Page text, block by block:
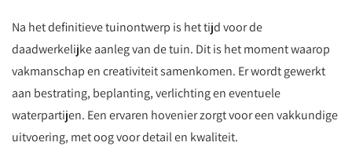
Na het definitieve tuinontwerp is het tijd voor de
daadwerkelijke aanleg van de tuin. Dit is het moment waarop
vakmanschap en creativiteit samenkomen. Er wordt gewerkt
aan bestrating, beplanting, verlichting en eventuele
waterpartijen. Een ervaren hovenier zorgt voor een vakkundige
uitvoering, met oog voor detail en kwaliteit.